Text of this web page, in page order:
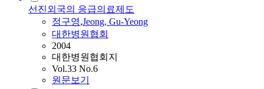
선진외국의 응급의료제도
정구영,Jeong, Gu-Yeong
대한병원협회
2004
대한병원협회지
Vol.33 No.6
원문보기